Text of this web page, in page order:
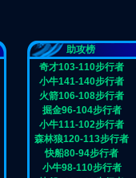
助攻榜
奇才103-110步行者
小牛141-140步行者
火箭106-108步行者
掘金96-104步行者
小牛111-102步行者
森林狼120-113步行者
快船80-94步行者
小牛98-110步行者